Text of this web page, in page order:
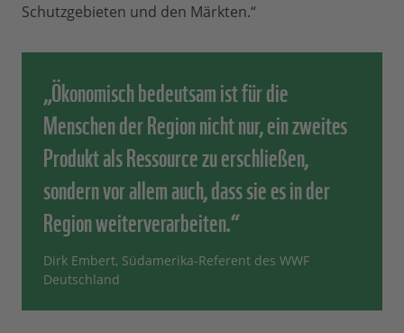
Schutzgebieten und den Märkten.“
„Ökonomisch bedeutsam ist für die
Menschen der Region nicht nur, ein zweites
Produkt als Ressource zu erschließen,
sondern vor allem auch, dass sie es in der
Region weiterverarbeiten.“
Dirk Embert, Südamerika-Referent des WWF
Deutschland